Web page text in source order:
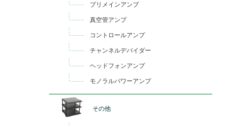
プリメインアンプ
真空管アンプ
コントロールアンプ
チャンネルデバイダー
ヘッドフォンアンプ
モノラルパワーアンプ
その他